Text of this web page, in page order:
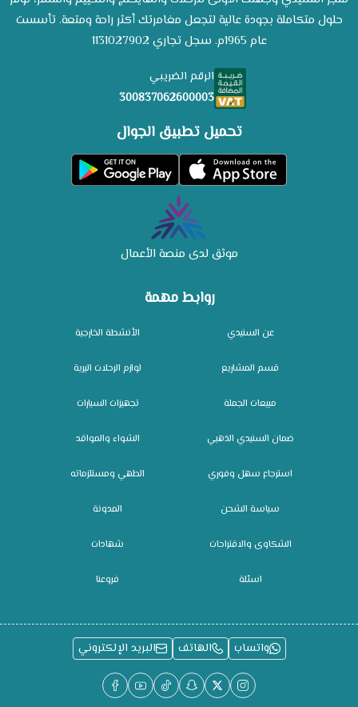
روابط مهمة
عن السنيدي
قسم المشاريع
مبيعات الجملة
ضمان السنيدي الذهبي
استرجاع سهل وفوري
سياسة الشحن
الشكاوى والاقتراحات
اسئلة
الأنشطة الخارجية
لوازم الرحلات البرية
تجهيزات السيارات
الشواء والمواقد
الطهي ومستلزماته
المدونة
شهادات
فروعنا
حلول متكاملة بجودة عالية لتجعل مغامرتك أكثر راحة ومتعة. تأسست
عام 1965م. سجل تجاري 1131027902
الرقم الضريبي
300837062600003
تحميل تطبيق الجوال
موثق لدى منصة الأعمال
واتساب الهاتف البريد الإلكتروني